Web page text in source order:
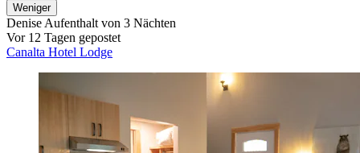
Weniger
Denise Aufenthalt von 3 Nächten
Vor 12 Tagen gepostet
Canalta Hotel Lodge